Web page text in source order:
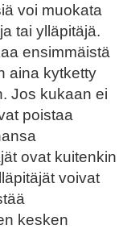
voi muokata
tai ylläpitäjä.
ensimmäistä
aina kytketty
Jos kukaan ei
poistaa
ovat kuitenkin
voivat
kesken